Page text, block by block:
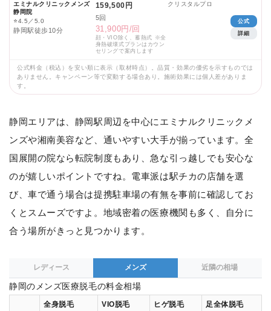
エミナルクリニックメンズ
静岡院
⭐4.5／5.0
静岡駅徒歩10分
159,500円
5回
31,900円/回
顔・VIO除く、蓄熱式 ※全
身熱破壊式プランはカウン
セリングで案内します
クリスタルプロ
公式
詳細
公式料金（税込）を安い順に表示（取材時点）。品質・効果の優劣を示すものでは
ありません。キャンペーン等で変動する場合あり。施術効果には個人差がありま
す。
静岡エリアは、静岡駅周辺を中心にエミナルクリニックメ
ンズや湘南美容など、通いやすい大手が揃っています。全
国展開の院なら転院制度もあり、急な引っ越しでも安心な
のが嬉しいポイントですね。電車派は駅チカの店舗を選
び、車で通う場合は提携駐車場の有無を事前に確認してお
くとスムーズですよ。地域密着の医療機関も多く、自分に
合う場所がきっと見つかります。
レディース メンズ 近隣の相場
静岡のメンズ医療脱毛の料金相場
全身脱毛 VIO脱毛 ヒゲ脱毛 足全体脱毛